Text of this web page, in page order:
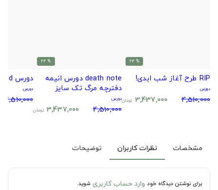
% 24
RIP طرح آغاز شب ابدی!
دورس
4,510,000
3,437,000 تومان
% 24
death note دورس انیمه
دفترچه مرگ تک سایز
دورس
4,510,000
3,437,000 تومان
دورس radiohead
دورس
4,510,000
مشخصات نظرات کاربران توضیحات
برای نوشتن دیدگاه خود وارد حساب کاربری شوید.